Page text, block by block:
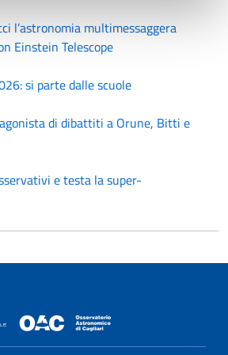
l’astronomia multimessaggera
Einstein Telescope
si parte dalle scuole
di dibattiti a Orune, Bitti e
e testa la super-
Cagliari